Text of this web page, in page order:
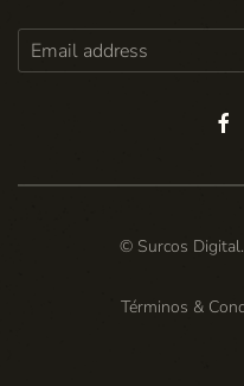
© Surcos
Términos &